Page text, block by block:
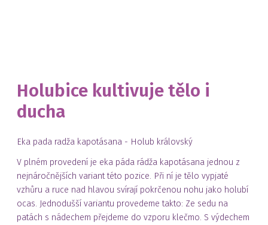
Holubice kultivuje tělo i
ducha
Eka pada radža kapotásana - Holub královský
V plném provedení je eka páda rádža kapotásana jednou z
nejnáročnějších variant této pozice. Při ní je tělo vypjaté
vzhůru a ruce nad hlavou svírají pokrčenou nohu jako holubí
ocas. Jednodušší variantu provedeme takto: Ze sedu na
patách s nádechem přejdeme do vzporu klečmo. S výdechem